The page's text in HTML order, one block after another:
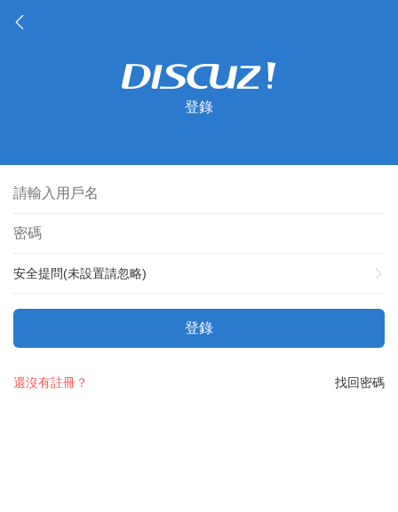
登錄
安全提問(未設置請忽略)
登錄
找回密碼
還沒有註冊？